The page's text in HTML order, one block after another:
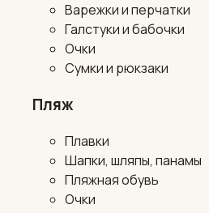
Варежки и перчатки
Галстуки и бабочки
Очки
Сумки и рюкзаки
Пляж
Плавки
Шапки, шляпы, панамы
Пляжная обувь
Очки